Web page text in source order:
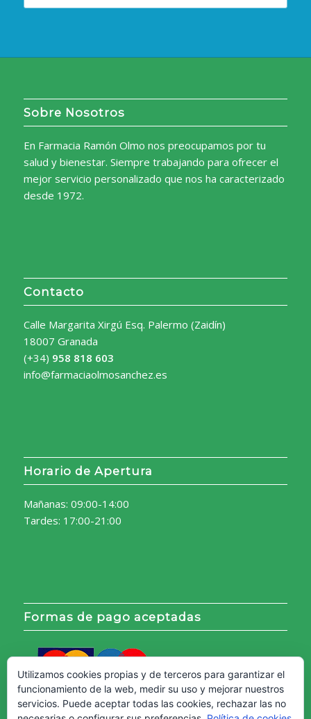
Sobre Nosotros
En Farmacia Ramón Olmo nos preocupamos por tu
salud y bienestar. Siempre trabajando para ofrecer el
mejor servicio personalizado que nos ha caracterizado
desde 1972.
Contacto
Calle Margarita Xirgú Esq. Palermo (Zaidín)
18007 Granada
(+34) 958 818 603
info@farmaciaolmosanchez.es
Horario de Apertura
Mañanas: 09:00-14:00
Tardes: 17:00-21:00
Formas de pago aceptadas
Utilizamos cookies propias y de terceros para garantizar el
funcionamiento de la web, medir su uso y mejorar nuestros
servicios. Puede aceptar todas las cookies, rechazar las no